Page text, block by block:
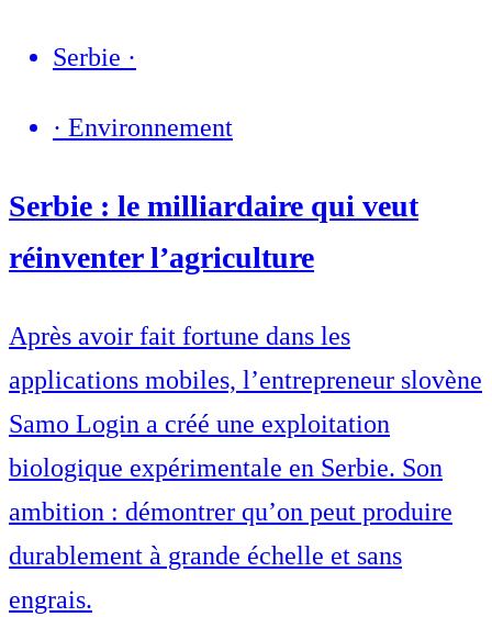
Serbie ·
· Environnement
Serbie : le milliardaire qui veut
réinventer l’agriculture
Après avoir fait fortune dans les
applications mobiles, l’entrepreneur slovène
Samo Login a créé une exploitation
biologique expérimentale en Serbie. Son
ambition : démontrer qu’on peut produire
durablement à grande échelle et sans
engrais.